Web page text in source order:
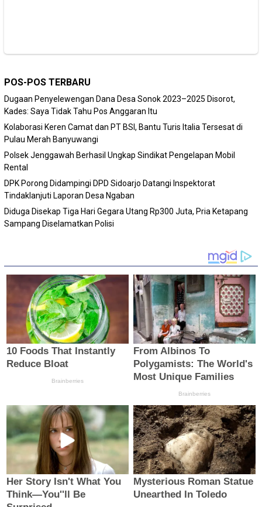
POS-POS TERBARU
Dugaan Penyelewengan Dana Desa Sonok 2023–2025 Disorot,
Kades: Saya Tidak Tahu Pos Anggaran Itu
Kolaborasi Keren Camat dan PT BSI, Bantu Turis Italia Tersesat di
Pulau Merah Banyuwangi
Polsek Jenggawah Berhasil Ungkap Sindikat Pengelapan Mobil
Rental
DPK Porong Didampingi DPD Sidoarjo Datangi Inspektorat
Tindaklanjuti Laporan Desa Ngaban
Diduga Disekap Tiga Hari Gegara Utang Rp300 Juta, Pria Ketapang
Sampang Diselamatkan Polisi